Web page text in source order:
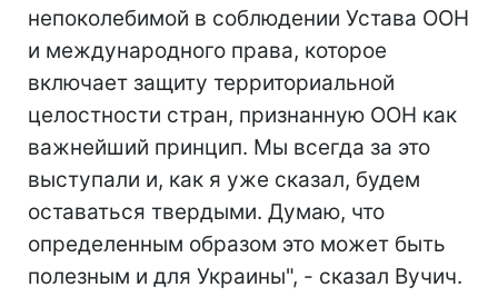
непоколебимой в соблюдении Устава ООН
и международного права, которое
включает защиту территориальной
целостности стран, признанную ООН как
важнейший принцип. Мы всегда за это
выступали и, как я уже сказал, будем
оставаться твердыми. Думаю, что
определенным образом это может быть
полезным и для Украины", - сказал Вучич.